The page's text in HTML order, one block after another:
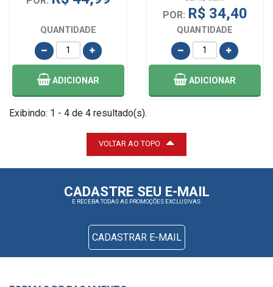
QUANTIDADE
ADICIONAR
POR: R$ 34,40
QUANTIDADE
ADICIONAR
Exibindo: 1 - 4 de 4 resultado(s).
VOLTAR AO TOPO
CADASTRE SEU E-MAIL
E RECEBA TODAS AS PROMOÇÕES EXCLUSIVAS.
CADASTRAR E-MAIL